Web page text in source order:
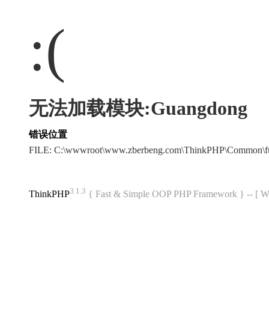
:(
无法加载模块:Guangdong
错误位置
FILE:
ThinkPHP3.1.3 { Fast & Simple OOP PHP Framework } -- [